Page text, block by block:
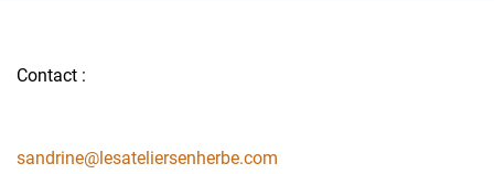
Contact :
sandrine@lesateliersenherbe.com